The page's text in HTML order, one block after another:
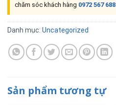
chăm sóc khách hàng 0972 567 688
Danh mục: Uncategorized
Sản phẩm tương tự